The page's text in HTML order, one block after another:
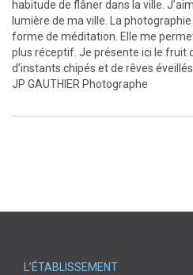
Articles de presse
Partenaires
Accès
PATIENTS
habitude de flâner dans la ville.
lumière de ma ville. La
forme de méditation. Elle me
plus réceptif. Je présente ici le fruit
d’instants chipés et de rêves
JP GAUTHIER Photographe
L’ÉTABLISSEMENT